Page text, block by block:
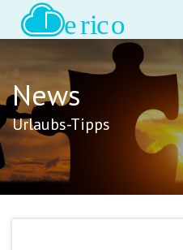
News
Urlaubs-Tipps